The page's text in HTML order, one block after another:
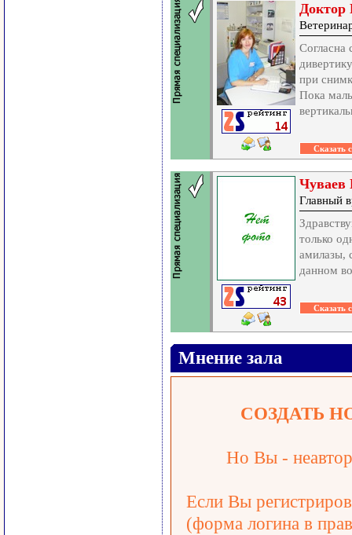
Согласна
при
Пока
Чуваев
Главный
только
амилазы,
данном
Мнение зала
СОЗДАТЬ
Но Вы -
Если Вы
(форма логина в